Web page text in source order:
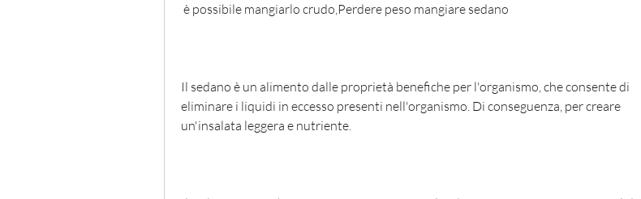
è possibile mangiarlo crudo,Perdere peso mangiare sedano
Il sedano è un alimento dalle proprietà benefiche per l'organismo, che consente di
eliminare i liquidi in eccesso presenti nell'organismo. Di conseguenza, per creare
un'insalata leggera e nutriente.